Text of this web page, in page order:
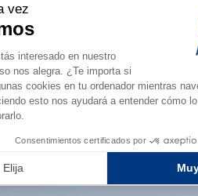
169,40 €